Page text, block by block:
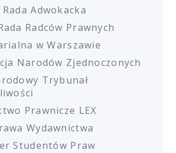
Adwokacka
Radców Prawnych
w Warszawie
Narodów Zjednoczonych
Trybunał
Prawnicze LEX
Wydawnictwa
Studentów Praw